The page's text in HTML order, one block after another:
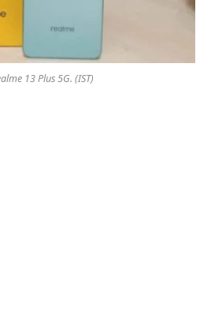
13 Plus 5G. (IST)